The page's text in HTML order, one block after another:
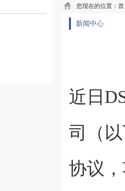
您现在的位置： 首
新闻中心
近日
司（
协议